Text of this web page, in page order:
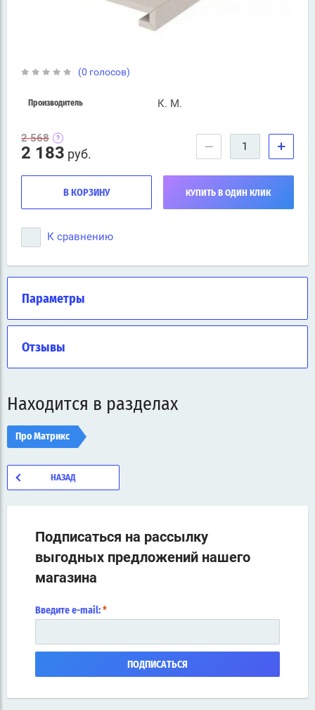
(0 голосов)
Производитель К. М.
2 568
2 183 руб. − +
В КОРЗИНУ КУПИТЬ В ОДИН КЛИК
К сравнению
Параметры
Отзывы
Находится в разделах
Про Матрикс
НАЗАД
Подписаться на рассылку
выгодных предложений нашего
магазина
Введите e-mail: *
ПОДПИСАТЬСЯ